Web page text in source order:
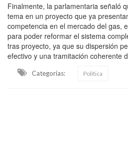
Finalmente, la parlamentaria señaló
tema en un proyecto que ya
competencia en el mercado del gas,
para poder reformar el sistema
tras proyecto, ya que su dispersión
efectivo y una tramitación coherente
Categorias: Política